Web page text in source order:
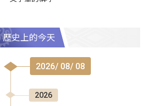
歷史上的今天
2026/ 08/ 08
2026